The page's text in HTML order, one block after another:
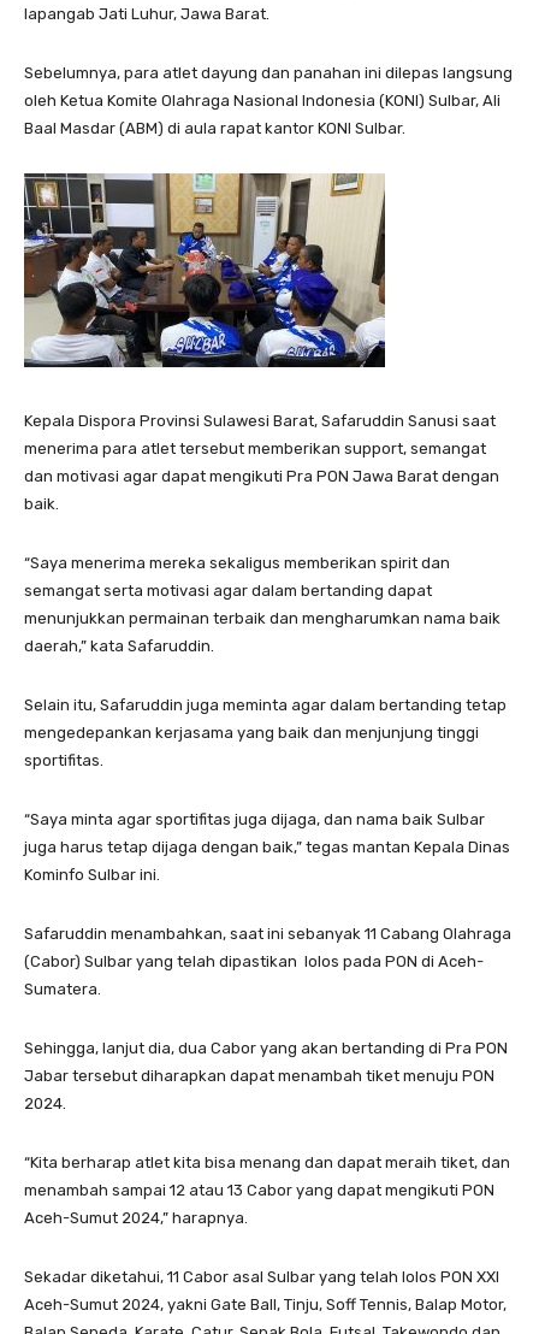
lapangab Jati Luhur, Jawa Barat.
Sebelumnya, para atlet dayung dan panahan ini dilepas langsung
oleh Ketua Komite Olahraga Nasional Indonesia (KONI) Sulbar, Ali
Baal Masdar (ABM) di aula rapat kantor KONI Sulbar.
Kepala Dispora Provinsi Sulawesi Barat, Safaruddin Sanusi saat
menerima para atlet tersebut memberikan support, semangat
dan motivasi agar dapat mengikuti Pra PON Jawa Barat dengan
baik.
“Saya menerima mereka sekaligus memberikan spirit dan
semangat serta motivasi agar dalam bertanding dapat
menunjukkan permainan terbaik dan mengharumkan nama baik
daerah,” kata Safaruddin.
Selain itu, Safaruddin juga meminta agar dalam bertanding tetap
mengedepankan kerjasama yang baik dan menjunjung tinggi
sportifitas.
“Saya minta agar sportifitas juga dijaga, dan nama baik Sulbar
juga harus tetap dijaga dengan baik,” tegas mantan Kepala Dinas
Kominfo Sulbar ini.
Safaruddin menambahkan, saat ini sebanyak 11 Cabang Olahraga
(Cabor) Sulbar yang telah dipastikan lolos pada PON di Aceh-
Sumatera.
Sehingga, lanjut dia, dua Cabor yang akan bertanding di Pra PON
Jabar tersebut diharapkan dapat menambah tiket menuju PON
2024.
“Kita berharap atlet kita bisa menang dan dapat meraih tiket, dan
menambah sampai 12 atau 13 Cabor yang dapat mengikuti PON
Aceh-Sumut 2024,” harapnya.
Sekadar diketahui, 11 Cabor asal Sulbar yang telah lolos PON XXI
Aceh-Sumut 2024, yakni Gate Ball, Tinju, Soff Tennis, Balap Motor,